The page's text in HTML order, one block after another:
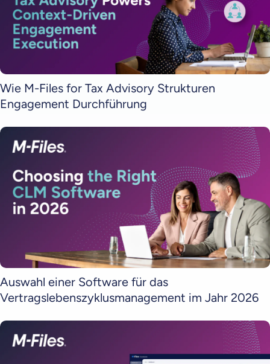
Wie M-Files for Tax Advisory Strukturen
Engagement Durchführung
Auswahl einer Software für das
Vertragslebenszyklusmanagement im Jahr 2026